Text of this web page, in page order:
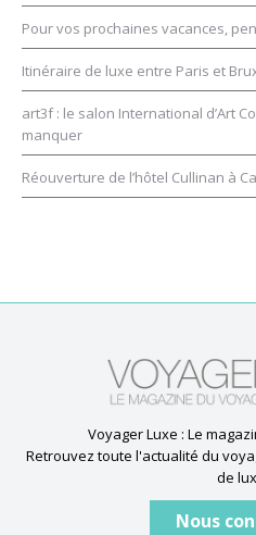
Pour vos prochaines vacances,
Itinéraire de luxe entre Paris et
art3f : le salon International d’Art
manquer
Réouverture de l’hôtel Cullinan à
Voyager Luxe : Le
Retrouvez toute l'actualité du
de
Nous